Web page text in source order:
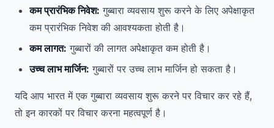
कम प्रारंभिक निवेश: गुब्बारा व्यवसाय शुरू करने के लिए अपेक्षाकृत
कम प्रारंभिक निवेश की आवश्यकता होती है।
कम लागत: गुब्बारों की लागत अपेक्षाकृत कम होती है।
उच्च लाभ मार्जिन: गुब्बारों पर उच्च लाभ मार्जिन हो सकता है।
यदि आप भारत में एक गुब्बारा व्यवसाय शुरू करने पर विचार कर रहे हैं,
तो इन कारकों पर विचार करना महत्वपूर्ण है।